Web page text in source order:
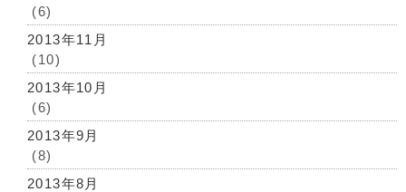
(6)
2013年11月
(10)
2013年10月
(6)
2013年9月
(8)
2013年8月